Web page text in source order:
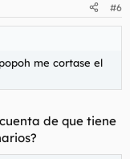
#6
me cortase el
de que tiene